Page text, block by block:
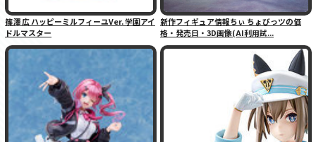
篠澤 広 ハッピーミルフィーユVer. 学園アイ
ドルマスター
新作フィギュア情報ちぃ ちょびっツの価
格・発売日・3D画像(AI利用試...